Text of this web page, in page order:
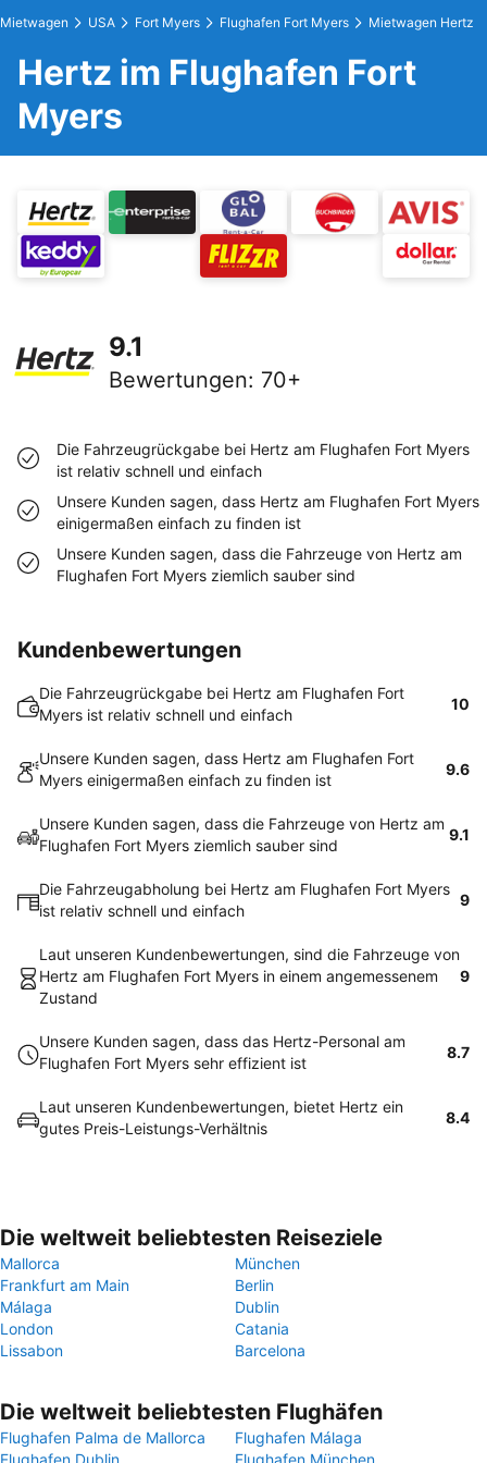
Mietwagen USA Fort Myers Flughafen Fort Myers Mietwagen Hertz
Hertz im Flughafen Fort
Myers
9.1
Bewertungen: 70+
Die Fahrzeugrückgabe bei Hertz am Flughafen Fort Myers
ist relativ schnell und einfach
Unsere Kunden sagen, dass Hertz am Flughafen Fort Myers
einigermaßen einfach zu finden ist
Unsere Kunden sagen, dass die Fahrzeuge von Hertz am
Flughafen Fort Myers ziemlich sauber sind
Kundenbewertungen
Die Fahrzeugrückgabe bei Hertz am Flughafen Fort
Myers ist relativ schnell und einfach
10
Unsere Kunden sagen, dass Hertz am Flughafen Fort
Myers einigermaßen einfach zu finden ist
9.6
Unsere Kunden sagen, dass die Fahrzeuge von Hertz am
Flughafen Fort Myers ziemlich sauber sind
9.1
Die Fahrzeugabholung bei Hertz am Flughafen Fort Myers
ist relativ schnell und einfach
9
Laut unseren Kundenbewertungen, sind die Fahrzeuge von
Hertz am Flughafen Fort Myers in einem angemessenem
Zustand
9
Unsere Kunden sagen, dass das Hertz-Personal am
Flughafen Fort Myers sehr effizient ist
8.7
Laut unseren Kundenbewertungen, bietet Hertz ein
gutes Preis-Leistungs-Verhältnis
8.4
Die weltweit beliebtesten Reiseziele
Mallorca
München
Frankfurt am Main
Berlin
Málaga
Dublin
London
Catania
Lissabon
Barcelona
Die weltweit beliebtesten Flughäfen
Flughafen Palma de Mallorca
Flughafen Málaga
Flughafen Dublin
Flughafen München